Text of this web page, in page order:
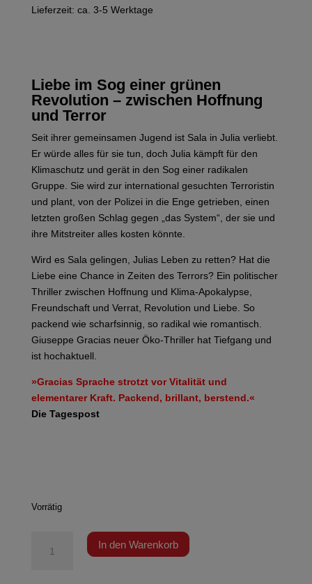
Lieferzeit: ca. 3-5 Werktage
Liebe im Sog einer grünen
Revolution – zwischen Hoffnung
und Terror
Seit ihrer gemeinsamen Jugend ist Sala in Julia verliebt.
Er würde alles für sie tun, doch Julia kämpft für den
Klimaschutz und gerät in den Sog einer radikalen
Gruppe. Sie wird zur international gesuchten Terroristin
und plant, von der Polizei in die Enge getrieben, einen
letzten großen Schlag gegen „das System“, der sie und
ihre Mitstreiter alles kosten könnte.
Wird es Sala gelingen, Julias Leben zu retten? Hat die
Liebe eine Chance in Zeiten des Terrors? Ein politischer
Thriller zwischen Hoffnung und Klima-Apokalypse,
Freundschaft und Verrat, Revolution und Liebe. So
packend wie scharfsinnig, so radikal wie romantisch.
Giuseppe Gracias neuer Öko-Thriller hat Tiefgang und
ist hochaktuell.
»Gracias Sprache strotzt vor Vitalität und
elementarer Kraft. Packend, brillant, berstend.«
Die Tagespost
Vorrätig
In den Warenkorb